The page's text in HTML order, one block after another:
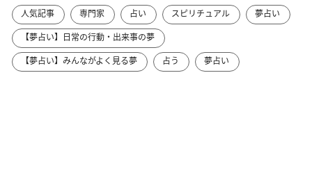
人気記事 専門家 占い スピリチュアル
夢占い
【夢占い】日常の行動・出来事の夢
【夢占い】みんながよく見る夢
占う 夢占い